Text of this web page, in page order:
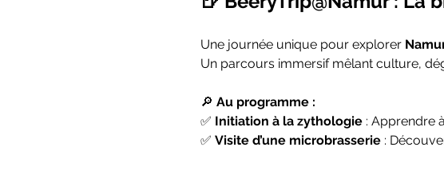
Une journée unique pour explorer
Un parcours immersif mêlant culture,
🔎 Au programme :
✅ Initiation à la zythologie : Apprendre
✅ Visite d’une microbrasserie :